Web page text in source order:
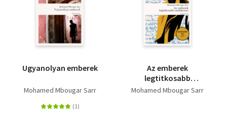
Ugyanolyan emberek
Mohamed Mbougar Sarr
Az emberek
legtitkosabb
emlékezete
Mohamed Mbougar Sarr